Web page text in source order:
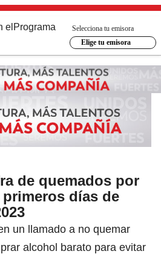
el Programa
Selecciona tu emisora
Elige tu emisora
de quemados por
días de
un llamado a no quemar
alcohol barato para evitar